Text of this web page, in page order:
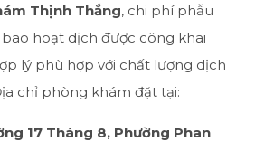
Thịnh Thắng, chi phí phẫu
hoạt dịch được công khai
lý phù hợp với chất lượng dịch
chỉ phòng khám đặt tại:
17 Tháng 8, Phường Phan